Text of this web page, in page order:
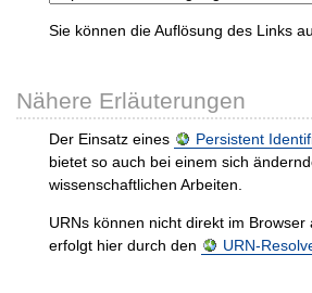
Sie können die Auflösung des Links
Nähere Erläuterungen
Der Einsatz eines Persistent
bietet so auch bei einem sich
wissenschaftlichen Arbeiten.
URNs können nicht direkt im
erfolgt hier durch den
URN-